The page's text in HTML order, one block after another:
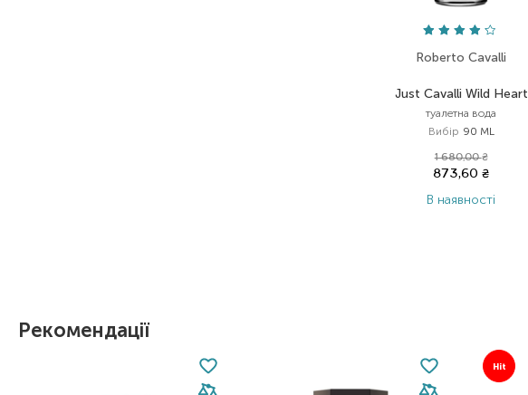
Roberto Cavalli
Just Cavalli Wild Heart
туалетна вода
Вибір 90 ML
1 680,00₴
873,60₴
В наявності
Рекомендації
Hit